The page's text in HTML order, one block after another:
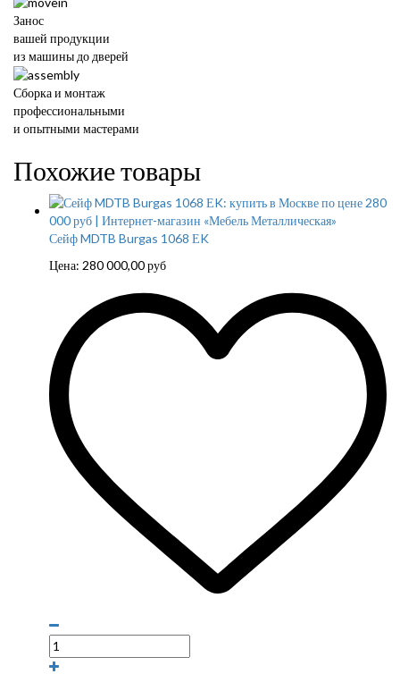
Занос
вашей продукции
из машины до дверей
Сборка и монтаж
профессиональными
и опытными мастерами
Похожие товары
Сейф MDTB Burgas 1068 ЕK
Цена: 280 000,00руб